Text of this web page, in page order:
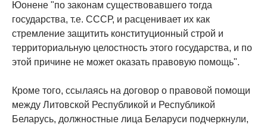
Юонене "по законам существовавшего тогда
государства, т.е. СССР, и расценивает их как
стремление защитить конституционный строй и
территориальную целостность этого государства, и по
этой причине не может оказать правовую помощь".
Кроме того, ссылаясь на договор о правовой помощи
между Литовской Республикой и Республикой
Беларусь, должностные лица Беларуси подчеркнули,